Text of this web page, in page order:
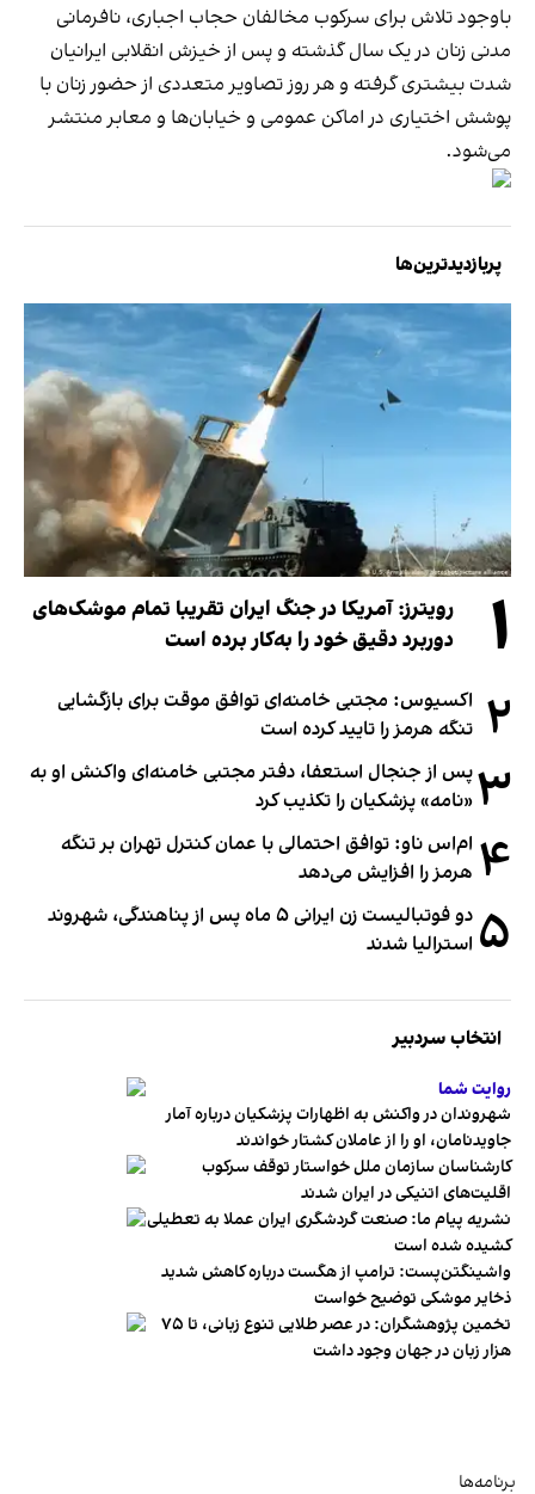
باوجود تلاش برای سرکوب مخالفان حجاب اجباری، نافرمانی
مدنی زنان در یک سال گذشته و پس از خیزش انقلابی ایرانیان
شدت بیشتری گرفته و هر روز تصاویر متعددی از حضور زنان با
پوشش اختیاری در اماکن عمومی و خیابان‌ها و معابر منتشر
می‌شود.
پربازدیدترین‌ها
۱
رویترز: آمریکا در جنگ ایران تقریبا تمام موشک‌های
دوربرد دقیق خود را به‌کار برده است
۲ اکسیوس: مجتبی خامنه‌ای توافق موقت برای بازگشایی
تنگه هرمز را تایید کرده است
۳پس از جنجال استعفا، دفتر مجتبی خامنه‌ای واکنش او به
«نامه» پزشکیان را تکذیب کرد
۴ ام‌اس ناو: توافق احتمالی با عمان کنترل تهران بر تنگه
هرمز را افزایش می‌دهد
۵
دو فوتبالیست زن ایرانی ۵ ماه پس از پناهندگی، شهروند
استرالیا شدند
انتخاب سردبیر
روایت شما
شهروندان در واکنش به اظهارات پزشکیان درباره آمار
جاویدنامان، او را از عاملان کشتار خواندند
کارشناسان سازمان ملل خواستار توقف سرکوب
اقلیت‌های اتنیکی در ایران شدند
نشریه پیام ما: صنعت گردشگری ایران عملا به تعطیلی
کشیده شده است
واشینگتن‌پست: ترامپ از هگست درباره کاهش شدید
ذخایر موشکی توضیح خواست
تخمین پژوهشگران: در عصر طلایی تنوع زبانی، تا ۷۵
هزار زبان در جهان وجود داشت
برنامه‌ها